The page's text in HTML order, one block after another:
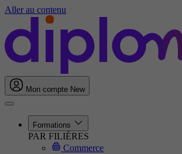
Aller au contenu
Mon compte New
Formations
PAR FILIÈRES
Commerce